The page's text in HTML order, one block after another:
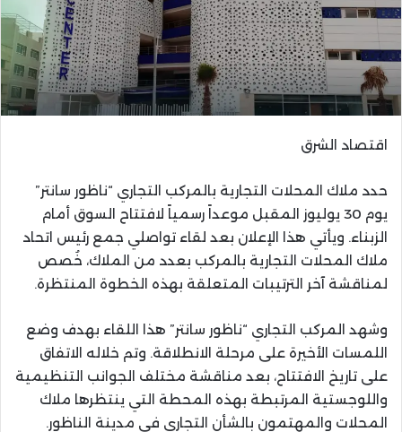
اقتصاد الشرق
حدد ملاك المحلات التجارية بالمركب التجاري “ناظور سانتر”
يوم 30 يوليوز المقبل موعداً رسمياً لافتتاح السوق أمام
الزبناء. ويأتي هذا الإعلان بعد لقاء تواصلي جمع رئيس اتحاد
ملاك المحلات التجارية بالمركب بعدد من الملاك، خُصص
لمناقشة آخر الترتيبات المتعلقة بهذه الخطوة المنتظرة.
وشهد المركب التجاري “ناظور سانتر” هذا اللقاء بهدف وضع
اللمسات الأخيرة على مرحلة الانطلاقة. وتم خلاله الاتفاق
على تاريخ الافتتاح، بعد مناقشة مختلف الجوانب التنظيمية
واللوجستية المرتبطة بهذه المحطة التي ينتظرها ملاك
المحلات والمهتمون بالشأن التجاري في مدينة الناظور.